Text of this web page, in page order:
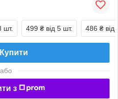
шт. 499 ₴ від 5 шт. 486 ₴ від
Купити
або
з